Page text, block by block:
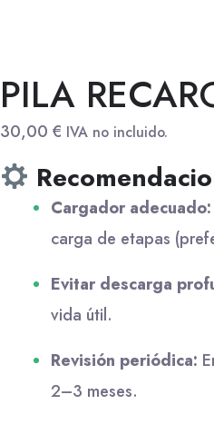
PILA
30,00€ IVA no incluido.
Cargador adecuado:
carga de etapas
Evitar descarga
vida útil.
Revisión periódica:
2–3 meses.